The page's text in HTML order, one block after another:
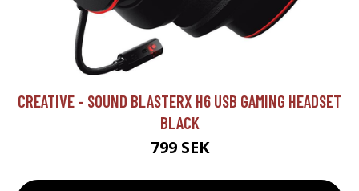
CREATIVE - SOUND BLASTERX H6 USB GAMING HEADSET
BLACK
799 SEK